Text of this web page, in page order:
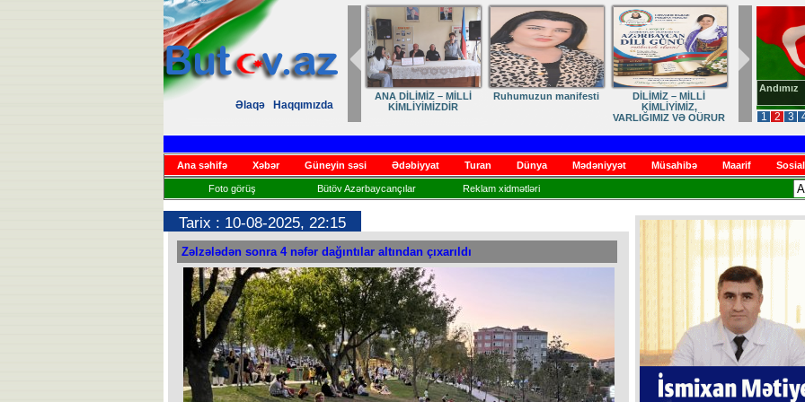
Əlaqə
Haqqımızda
1 2 3
Andımız
ANA DİLİMİZ – MİLLİ
KİMLİYİMİZDİR
Ruhumuzun manifesti
DİLİMİZ – MİLLİ
KİMLİYİMİZ,
VARLIĞIMIZ VƏ QÜRUR
Ana səhifə Xəbər Güneyin səsi Ədəbiyyat Turan Dünya Mədəniyyət Müsahibə Maarif
Foto görüş Bütöv Azərbaycançılar Reklam xidmətləri
Tarix : 10-08-2025, 22:15
Zəlzələdən sonra 4 nəfər dağıntılar altından çıxarıldı